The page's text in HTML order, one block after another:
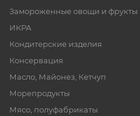
Замороженные овощи и фрукты
ИКРА
Кондитерские изделия
Консервация
Масло, Майонез, Кетчуп
Морепродукты
Мясо, полуфабрикаты